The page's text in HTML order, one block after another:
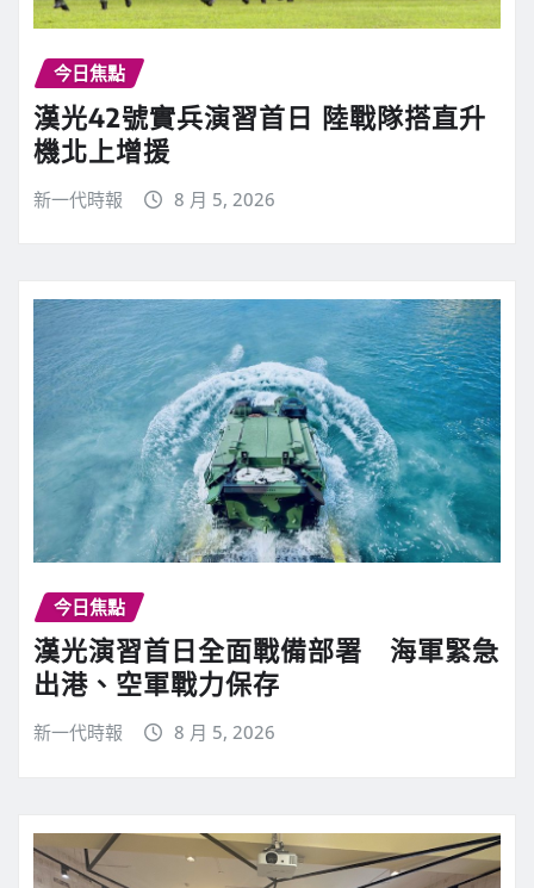
今日焦點
漢光42號實兵演習首日 陸戰隊搭直升
機北上增援
新一代時報 8 月 5, 2026
今日焦點
漢光演習首日全面戰備部署 海軍緊急
出港、空軍戰力保存
新一代時報 8 月 5, 2026